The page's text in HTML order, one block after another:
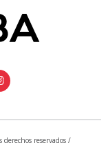
reservados /